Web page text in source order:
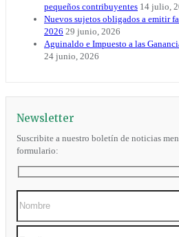
pequeños contribuyentes 14 julio,
Nuevos sujetos obligados a emitir
2026 29 junio, 2026
Aguinaldo e Impuesto a las
24 junio, 2026
Newsletter
Suscribite a nuestro boletín de noticias
formulario: